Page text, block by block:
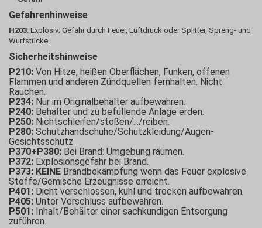
Gefahrenhinweise
H203: Explosiv; Gefahr durch Feuer, Luftdruck oder Splitter, Spreng- und
Wurfstücke.
Sicherheitshinweise
P210: Von Hitze, heißen Oberflächen, Funken, offenen
Flammen und anderen Zündquellen fernhalten. Nicht
Rauchen.
P234: Nur im Originalbehälter aufbewahren.
P240: Behälter und zu befüllende Anlage erden.
P250: Nichtschleifen/stoßen/.../reiben.
P280: Schutzhandschuhe/Schutzkleidung/Augen-
Gesichtsschutz
P370+P380: Bei Brand: Umgebung räumen.
P372: Explosionsgefahr bei Brand.
P373: KEINE Brandbekämpfung wenn das Feuer explosive
Stoffe/Gemische Erzeugnisse erreicht.
P401: Dicht verschlossen, kühl und trocken aufbewahren.
P405: Unter Verschluss aufbewahren.
P501: Inhalt/Behälter einer sachkundigen Entsorgung
zuführen.